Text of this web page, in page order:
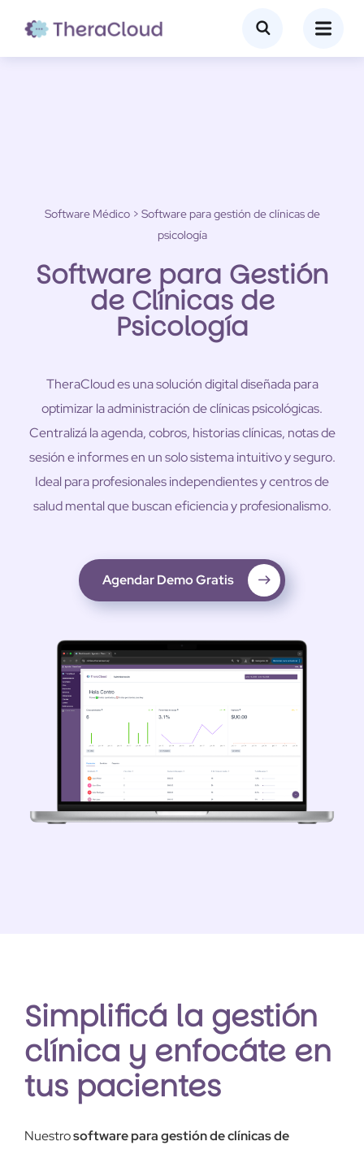
Software Médico> Software para gestión de clínicas de
psicología
Software para Gestión
de Clínicas de
Psicología
TheraCloud es una solución digital diseñada para
optimizar la administración de clínicas psicológicas.
Centralizá la agenda, cobros, historias clínicas, notas de
sesión e informes en un solo sistema intuitivo y seguro.
Ideal para profesionales independientes y centros de
salud mental que buscan eficiencia y profesionalismo.
Agendar Demo Gratis
Simplificá la gestión
clínica y enfocáte en
tus pacientes
Nuestrosoftware para gestión de clínicas de